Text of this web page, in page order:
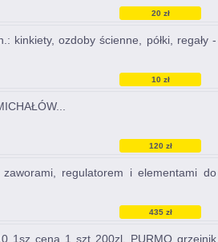
20 zł
kinkiety, ozdoby ścienne, półki, regały -
10 zł
120 zł
regulatorem i elementami do
435 zł
1sz cena 1 szt 200zl. PURMO grzejnik